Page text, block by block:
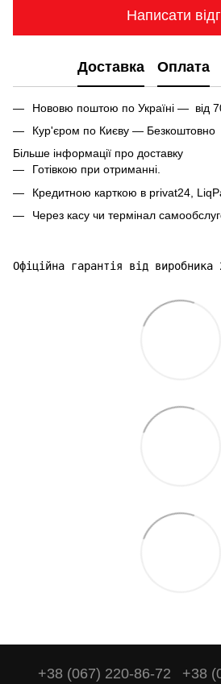
Написати
Доставка Оплата
Нововю поштою по Україні — від
Кур'єром по Києву — Безкоштовно
Більше інформації про доставку
Готівкою при отриманні.
Кредитною карткою в privat24,
Через касу чи термінал
Офіційна гарантія від виробника
+38 (067) 220-86-72 +38